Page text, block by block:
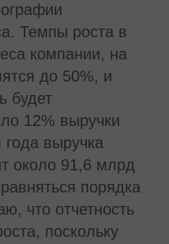
Темпы роста в
компании, на
до 50%, и
будет
12% выручки
выручка
около 91,6 млрд
порядка
что отчетность
поскольку